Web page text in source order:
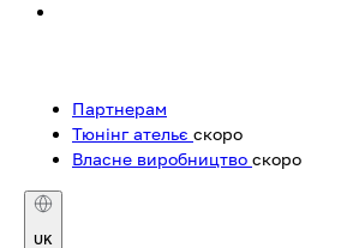
Партнерам
Тюнінг ательє скоро
Власне виробництво скоро
UK